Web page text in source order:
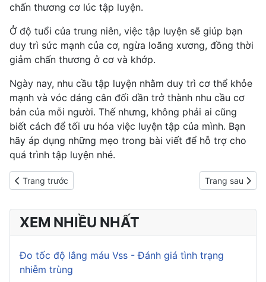
chấn thương cơ lúc tập luyện.
Ở độ tuổi của trung niên, việc tập luyện sẽ giúp bạn
duy trì sức mạnh của cơ, ngừa loãng xương, đồng thời
giảm chấn thương ở cơ và khớp.
Ngày nay, nhu cầu tập luyện nhằm duy trì cơ thể khỏe
mạnh và vóc dáng cân đối dần trở thành nhu cầu cơ
bản của mỗi người. Thế nhưng, không phải ai cũng
biết cách để tối ưu hóa việc luyện tập của mình. Bạn
hãy áp dụng những mẹo trong bài viết để hỗ trợ cho
quá trình tập luyện nhé.
Previous article: 7 loại bột protein giúp bạn xây dựng cơ bắp
Trang trước Next article: Bí
Trang sau
XEM NHIỀU NHẤT
Đo tốc độ lắng máu Vss - Đánh giá tình trạng
nhiễm trùng